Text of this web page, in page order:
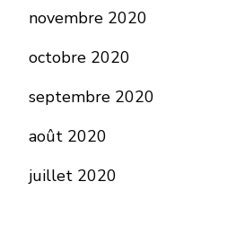
novembre 2020
octobre 2020
septembre 2020
août 2020
juillet 2020